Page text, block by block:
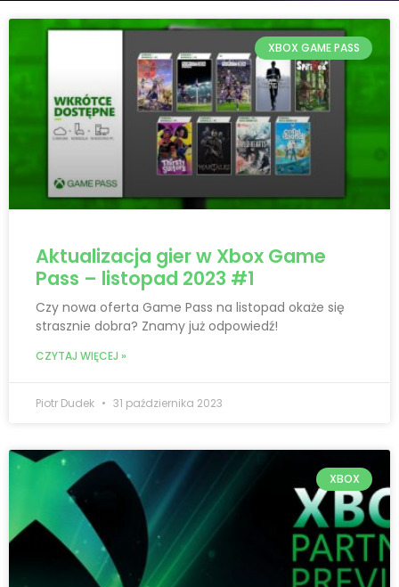
XBOX GAME PASS
Aktualizacja gier w Xbox Game
Pass – listopad 2023 #1
Czy nowa oferta Game Pass na listopad okaże się
strasznie dobra? Znamy już odpowiedź!
CZYTAJ WIĘCEJ »
Piotr Dudek 31 października 2023
XBOX